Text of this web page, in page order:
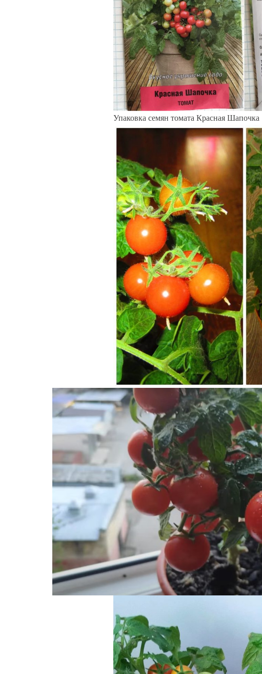
Упаковка семян томата Красная Шапочка